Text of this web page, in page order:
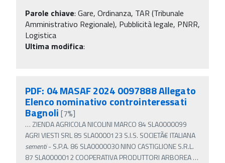
Parole chiave: Gare, Ordinanza, TAR (Tribunale
Amministrativo Regionale), Pubblicità legale, PNRR,
Logistica
Ultima modifica:
PDF: 04 MASAF 2024 0097888 Allegato
Elenco nominativo controinteressati
Bagnoli [7%]
… ZIENDA AGRICOLA NICOLINI MARCO 84 SLA0000099
AGRI VIESTI SRL 85 SLA0000123 S.I.S. SOCIETÃ€ ITALIANA
sementi- S.P.A. 86 SLA0000030 NINO CASTIGLIONE S.R.L.
87 SLA0000012 COOPERATIVA PRODUTTORI ARBOREA…